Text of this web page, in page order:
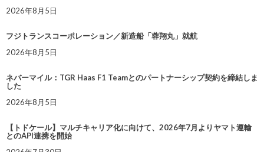
2026年8月5日
フジトランスコーポレーション／新造船「蓉翔丸」就航
2026年8月5日
ネバーマイル：TGR Haas F1 Teamとのパートナーシップ契約を締結しま
した
2026年8月5日
【トドケール】マルチキャリア化に向けて、2026年7月よりヤマト運輸
とのAPI連携を開始